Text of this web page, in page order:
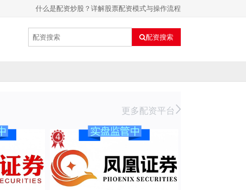
什么是配资炒股？详解股票配资模式与操作流程
配资搜索
更多配资平台